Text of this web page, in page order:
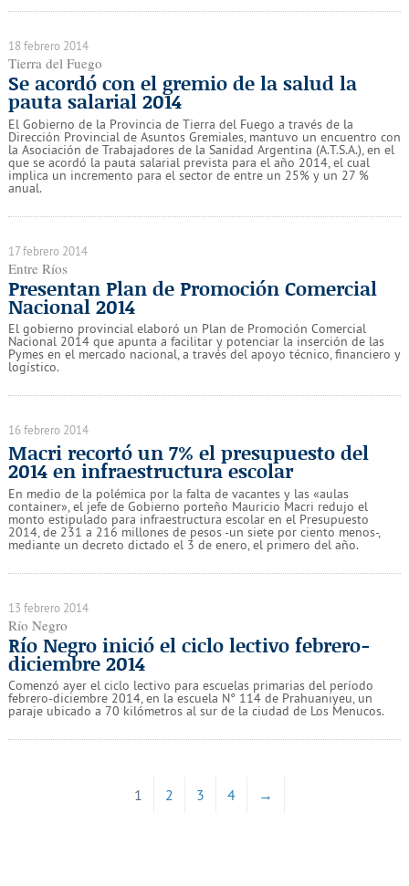
18 febrero 2014
Tierra del Fuego
Se acordó con el gremio de la salud la
pauta salarial 2014
El Gobierno de la Provincia de Tierra del Fuego a través de la
Dirección Provincial de Asuntos Gremiales, mantuvo un encuentro con
la Asociación de Trabajadores de la Sanidad Argentina (A.T.S.A.), en el
que se acordó la pauta salarial prevista para el año 2014, el cual
implica un incremento para el sector de entre un 25% y un 27 %
anual.
17 febrero 2014
Entre Ríos
Presentan Plan de Promoción Comercial
Nacional 2014
El gobierno provincial elaboró un Plan de Promoción Comercial
Nacional 2014 que apunta a facilitar y potenciar la inserción de las
Pymes en el mercado nacional, a través del apoyo técnico, financiero y
logístico.
16 febrero 2014
Macri recortó un 7% el presupuesto del
2014 en infraestructura escolar
En medio de la polémica por la falta de vacantes y las «aulas
container», el jefe de Gobierno porteño Mauricio Macri redujo el
monto estipulado para infraestructura escolar en el Presupuesto
2014, de 231 a 216 millones de pesos -un siete por ciento menos-,
mediante un decreto dictado el 3 de enero, el primero del año.
13 febrero 2014
Río Negro
Río Negro inició el ciclo lectivo febrero-
diciembre 2014
Comenzó ayer el ciclo lectivo para escuelas primarias del período
febrero-diciembre 2014, en la escuela N° 114 de Prahuaniyeu, un
paraje ubicado a 70 kilómetros al sur de la ciudad de Los Menucos.
1 2 3 4 →